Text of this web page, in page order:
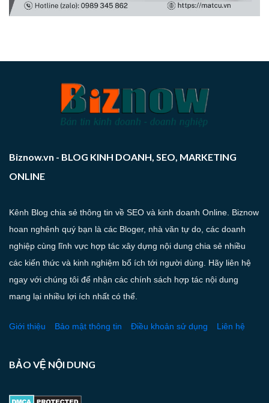
Biznow.vn - BLOG KINH DOANH, SEO, MARKETING
ONLINE
Kênh Blog chia sẻ thông tin về SEO và kinh doanh Online. Biznow
hoan nghênh quý bạn là các Bloger, nhà văn tự do, các doanh
nghiệp cùng lĩnh vực hợp tác xây dựng nội dung chia sẻ nhiều
các kiến thức và kinh nghiệm bổ ích tới người dùng. Hãy liên hệ
ngay với chúng tôi để nhận các chính sách hợp tác nội dung
mang lại nhiều lợi ích nhất có thể.
Giới thiệu Bảo mật thông tin Điều khoản sử dụng Liên hệ
BẢO VỆ NỘI DUNG